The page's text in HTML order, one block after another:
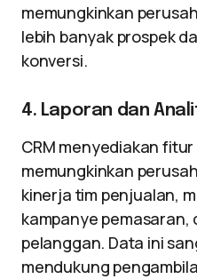
memungkinkan
lebih banyak prospek
konversi.
4. Laporan dan
CRM menyediakan
memungkinkan
kinerja tim penjualan,
kampanye
pelanggan. Data ini
mendukung